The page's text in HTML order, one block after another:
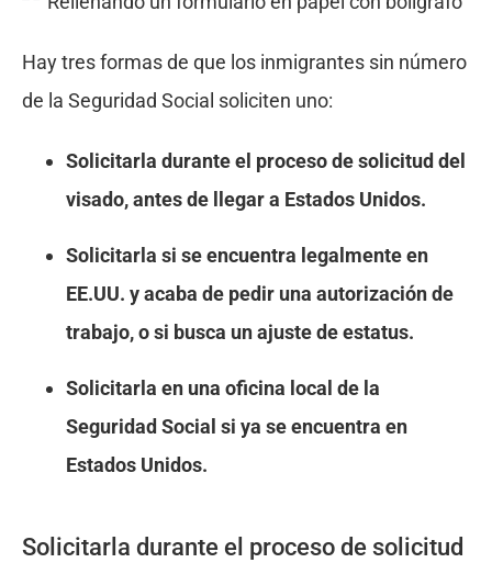
Hay tres formas de que los inmigrantes sin número
de la Seguridad Social soliciten uno:
Solicitarla durante el proceso de solicitud del
visado, antes de llegar a Estados Unidos.
Solicitarla si se encuentra legalmente en
EE.UU. y acaba de pedir una autorización de
trabajo, o si busca un ajuste de estatus.
Solicitarla en una oficina local de la
Seguridad Social si ya se encuentra en
Estados Unidos.
Solicitarla durante el proceso de solicitud